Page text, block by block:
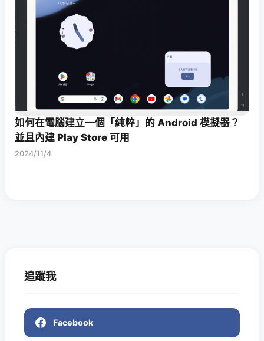
如何在電腦建立一個「純粹」的 Android 模擬器？
並且內建 Play Store 可用
2024/11/4
追蹤我
Facebook